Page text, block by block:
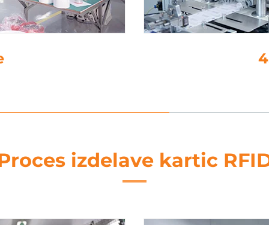
izdelave kartic